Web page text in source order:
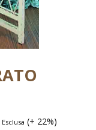
Esclusa (+ 22%)